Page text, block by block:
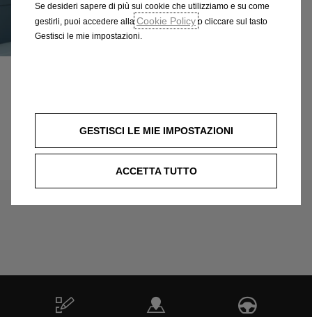
Trova il tuo partner Opel
Se desideri sapere di più sui cookie che utilizziamo e su come
gestirli, puoi accedere alla Cookie Policy o cliccare sul tasto
Gestisci le mie impostazioni.
GESTISCI LE MIE IMPOSTAZIONI
ACCETTA TUTTO